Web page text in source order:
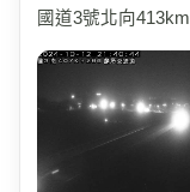
國道3號北向